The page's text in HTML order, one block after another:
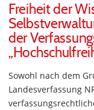
Freiheit der
der
Sowohl nach dem
Landesverfassung